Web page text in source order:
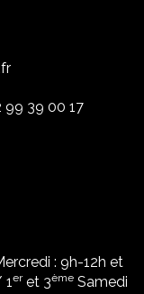
99 39 00 17
: 9h-12h et
1eret 3ème Samedi